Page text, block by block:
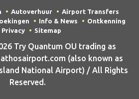
Autoverhuur
Airport Transfers
Info & News
Ontkenning
Privacy
Sitemap
Try Quantum OU trading as
(also known as
National Airport) / All Rights
Reserved.